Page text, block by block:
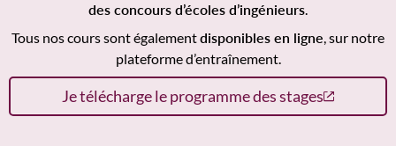
des concours d’écoles d’ingénieurs.
Tous nos cours sont égalementdisponibles en ligne, sur notre
plateforme d’entraînement.
Je télécharge le programme des stages